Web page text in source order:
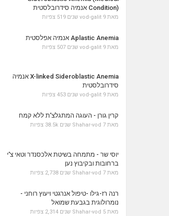
Condition) אנמיה סידרובלסטית
מאת vod-galit 9 שנים 519 צפיות
Aplastic Anemia אנמיה אפלסטית
מאת vod-galit 9 שנים 507 צפיות
X-linked Sideroblastic Anemia אנמיה
סידרובלסטית
מאת vod-galit 9 שנים 453 צפיות
קרין גורן - העוגה המתגלצ’ת ללא קמח
מאת Shahar-vod 7 שנים 38.5k צפיות
יוסי שר - מתמחה בשיטת אלכסנדר וטאי צ'י
ברחובות ובקיבוץ נען
מאת Shahar-vod 7 שנים 2,738 צפיות
רנה רז-גילו -טיפול אנרגטי ויעוץ רוחני -
נומרולוגית בגבעת שמואל
מאת Shahar-vod 5 שנים 2,314 צפיות